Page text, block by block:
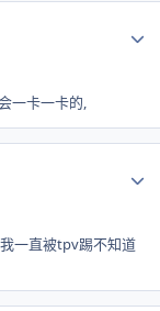
一卡一卡的,
一直被tpv踢不知道